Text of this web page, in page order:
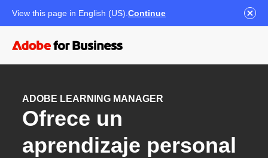
View this page in English (US). Continue
ADOBE LEARNING MANAGER
Ofrece un
aprendizaje personal